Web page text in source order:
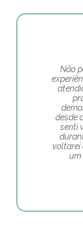
Não
desde
senti
voltarei
um